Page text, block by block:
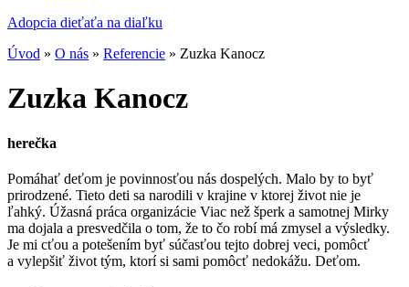
Adopcia dieťaťa na diaľku
Úvod » O nás » Referencie » Zuzka Kanocz
Zuzka Kanocz
herečka
Pomáhať deťom je povinnosťou nás dospelých. Malo by to byť
prirodzené. Tieto deti sa narodili v krajine v ktorej život nie je
ľahký. Úžasná práca organizácie Viac než šperk a samotnej Mirky
ma dojala a presvedčila o tom, že to čo robí má zmysel a výsledky.
Je mi cťou a potešením byť súčasťou tejto dobrej veci, pomôcť
a vylepšiť život tým, ktorí si sami pomôcť nedokážu. Deťom.